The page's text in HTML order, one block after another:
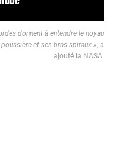
donnent à entendre le noyau
et ses bras spiraux » , a
ajouté la NASA.